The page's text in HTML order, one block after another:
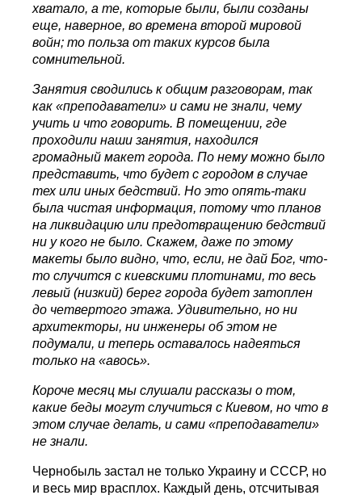
хватало, а те, которые были, были созданы
еще, наверное, во времена второй мировой
войн; то польза от таких курсов была
сомнительной.
Занятия сводились к общим разговорам, так
как «преподаватели» и сами не знали, чему
учить и что говорить. В помещении, где
проходили наши занятия, находился
громадный макет города. По нему можно было
представить, что будет с городом в случае
тех или иных бедствий. Но это опять-таки
была чистая информация, потому что планов
на ликвидацию или предотвращению бедствий
ни у кого не было. Скажем, даже по этому
макеты было видно, что, если, не дай Бог, что-
то случится с киевскими плотинами, то весь
левый (низкий) берег города будет затоплен
до четвертого этажа. Удивительно, но ни
архитекторы, ни инженеры об этом не
подумали, и теперь оставалось надеяться
только на «авось».
Короче месяц мы слушали рассказы о том,
какие беды могут случиться с Киевом, но что в
этом случае делать, и сами «преподаватели»
не знали.
Чернобыль застал не только Украину и СССР, но
и весь мир врасплох. Каждый день, отсчитывая